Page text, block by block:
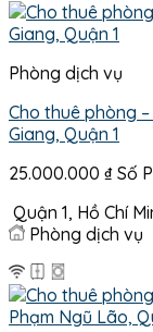
Phòng dịch vụ
Cho thuê phòng
Giang, Quận 1
25.000.000 ₫ Số
Quận 1, Hồ Chí
Phòng dịch vụ